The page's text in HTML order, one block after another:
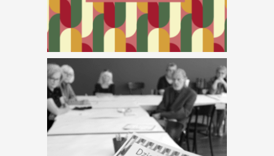
Przegląd filmów o
twórczości
Bronisława
Wojciecha Linkego